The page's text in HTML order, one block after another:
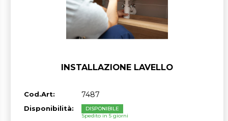
INSTALLAZIONE LAVELLO
Cod.Art: 7487
Disponibilità:
DISPONIBILE
Spedito in 5 giorni